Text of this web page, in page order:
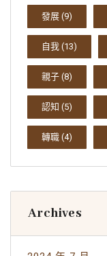
發展 (9)
自我 (13)
親子 (8)
認知 (5)
轉職 (4)
Archives